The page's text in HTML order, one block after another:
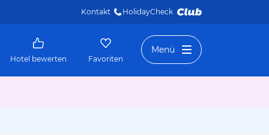
Kontakt HolidayCheck
Hotel bewerten Favoriten
Menü